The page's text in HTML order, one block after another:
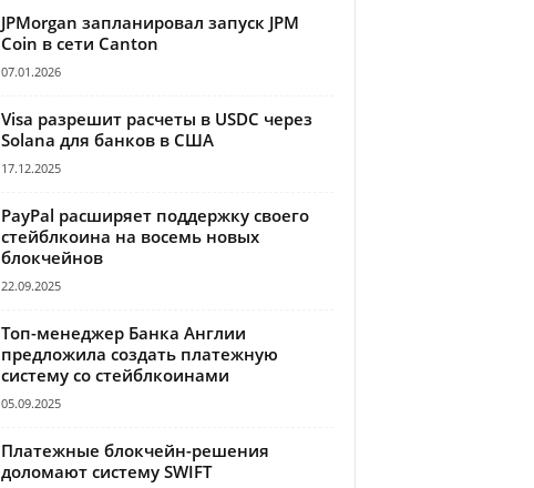
JPMorgan запланировал запуск JPM
Coin в сети Canton
07.01.2026
Visa разрешит расчеты в USDC через
Solana для банков в США
17.12.2025
PayPal расширяет поддержку своего
стейблкоина на восемь новых
блокчейнов
22.09.2025
Топ-менеджер Банка Англии
предложила создать платежную
систему со стейблкоинами
05.09.2025
Платежные блокчейн-решения
доломают систему SWIFT